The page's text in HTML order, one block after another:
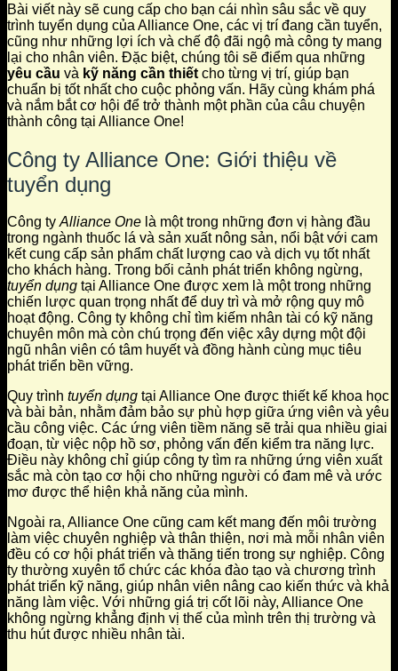
Bài viết này sẽ cung cấp cho bạn cái nhìn sâu sắc về quy
trình tuyển dụng của Alliance One, các vị trí đang cần tuyển,
cũng như những lợi ích và chế độ đãi ngộ mà công ty mang
lại cho nhân viên. Đặc biệt, chúng tôi sẽ điểm qua những
yêu cầu và kỹ năng cần thiết cho từng vị trí, giúp bạn
chuẩn bị tốt nhất cho cuộc phỏng vấn. Hãy cùng khám phá
và nắm bắt cơ hội để trở thành một phần của câu chuyện
thành công tại Alliance One!
Công ty Alliance One: Giới thiệu về
tuyển dụng
Công tyAlliance One là một trong những đơn vị hàng đầu
trong ngành thuốc lá và sản xuất nông sản, nổi bật với cam
kết cung cấp sản phẩm chất lượng cao và dịch vụ tốt nhất
cho khách hàng. Trong bối cảnh phát triển không ngừng,
tuyển dụng tại Alliance One được xem là một trong những
chiến lược quan trọng nhất để duy trì và mở rộng quy mô
hoạt động. Công ty không chỉ tìm kiếm nhân tài có kỹ năng
chuyên môn mà còn chú trọng đến việc xây dựng một đội
ngũ nhân viên có tâm huyết và đồng hành cùng mục tiêu
phát triển bền vững.
Quy trình tuyển dụng tại Alliance One được thiết kế khoa học
và bài bản, nhằm đảm bảo sự phù hợp giữa ứng viên và yêu
cầu công việc. Các ứng viên tiềm năng sẽ trải qua nhiều giai
đoạn, từ việc nộp hồ sơ, phỏng vấn đến kiểm tra năng lực.
Điều này không chỉ giúp công ty tìm ra những ứng viên xuất
sắc mà còn tạo cơ hội cho những người có đam mê và ước
mơ được thể hiện khả năng của mình.
Ngoài ra, Alliance One cũng cam kết mang đến môi trường
làm việc chuyên nghiệp và thân thiện, nơi mà mỗi nhân viên
đều có cơ hội phát triển và thăng tiến trong sự nghiệp. Công
ty thường xuyên tổ chức các khóa đào tạo và chương trình
phát triển kỹ năng, giúp nhân viên nâng cao kiến thức và khả
năng làm việc. Với những giá trị cốt lõi này, Alliance One
không ngừng khẳng định vị thế của mình trên thị trường và
thu hút được nhiều nhân tài.